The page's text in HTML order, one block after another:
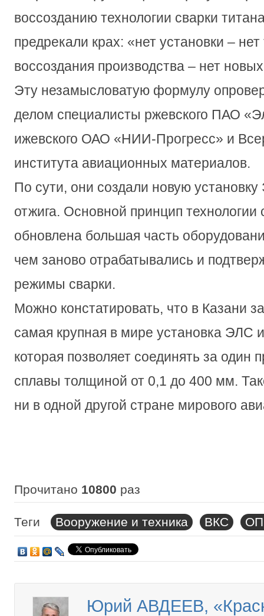
воссозданию технологии сварки
предрекали крах: «нет установки –
воссоздания производства – нет
Эту незамысловатую формулу
делом специалисты ржевского ПАО
ижевского ОАО «НИИ-Прогресс» и
института авиационных материалов.
По сути, они создали новую
отжига. Основной принцип технологии
обновлена большая часть
чем заново отрабатывались и
режимы сварки.
Можно констатировать, что в Казани
самая крупная в мире установка ЭЛС
которая позволяет соединять за один
сплавы толщиной от 0,1 до 400 мм.
ни в одной другой стране мирового
Прочитано 10800 раз
Теги Вооружение и техника ВКС
Юрий АВДЕЕВ,